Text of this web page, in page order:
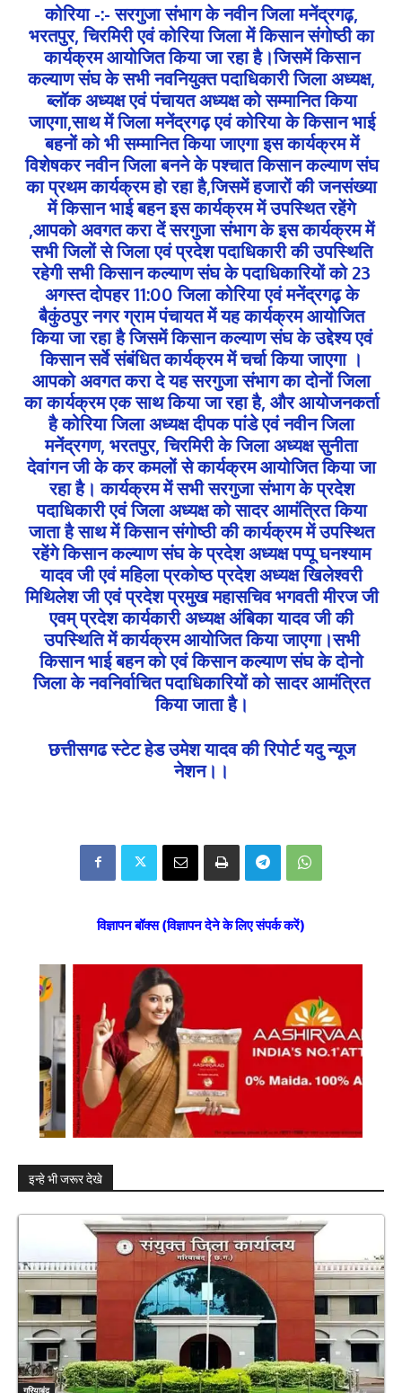
कोरिया -:- सरगुजा संभाग के नवीन जिला मनेंद्रगढ़,
भरतपुर, चिरमिरी एवं कोरिया जिला में किसान संगोष्ठी का
कार्यक्रम आयोजित किया जा रहा है।जिसमें किसान
कल्याण संघ के सभी नवनियुक्त पदाधिकारी जिला अध्यक्ष,
ब्लॉक अध्यक्ष एवं पंचायत अध्यक्ष को सम्मानित किया
जाएगा,साथ में जिला मनेंद्रगढ़ एवं कोरिया के किसान भाई
बहनों को भी सम्मानित किया जाएगा इस कार्यक्रम में
विशेषकर नवीन जिला बनने के पश्चात किसान कल्याण संघ
का प्रथम कार्यक्रम हो रहा है,जिसमें हजारों की जनसंख्या
में किसान भाई बहन इस कार्यक्रम में उपस्थित रहेंगे
,आपको अवगत करा दें सरगुजा संभाग के इस कार्यक्रम में
सभी जिलों से जिला एवं प्रदेश पदाधिकारी की उपस्थिति
रहेगी सभी किसान कल्याण संघ के पदाधिकारियों को 23
अगस्त दोपहर 11:00 जिला कोरिया एवं मनेंद्रगढ़ के
बैकुंठपुर नगर ग्राम पंचायत में यह कार्यक्रम आयोजित
किया जा रहा है जिसमें किसान कल्याण संघ के उद्देश्य एवं
किसान सर्वे संबंधित कार्यक्रम में चर्चा किया जाएगा ।
आपको अवगत करा दे यह सरगुजा संभाग का दोनों जिला
का कार्यक्रम एक साथ किया जा रहा है, और आयोजनकर्ता
है कोरिया जिला अध्यक्ष दीपक पांडे एवं नवीन जिला
मनेंद्रगण, भरतपुर, चिरमिरी के जिला अध्यक्ष सुनीता
देवांगन जी के कर कमलों से कार्यक्रम आयोजित किया जा
रहा है। कार्यक्रम में सभी सरगुजा संभाग के प्रदेश
पदाधिकारी एवं जिला अध्यक्ष को सादर आमंत्रित किया
जाता है साथ में किसान संगोष्ठी की कार्यक्रम में उपस्थित
रहेंगे किसान कल्याण संघ के प्रदेश अध्यक्ष पप्पू घनश्याम
यादव जी एवं महिला प्रकोष्ठ प्रदेश अध्यक्ष खिलेश्वरी
मिथिलेश जी एवं प्रदेश प्रमुख महासचिव भगवती मीरज जी
एवम् प्रदेश कार्यकारी अध्यक्ष अंबिका यादव जी की
उपस्थिति में कार्यक्रम आयोजित किया जाएगा।सभी
किसान भाई बहन को एवं किसान कल्याण संघ के दोनो
जिला के नवनिर्वाचित पदाधिकारियों को सादर आमंत्रित
किया जाता है।
छत्तीसगढ स्टेट हेड उमेश यादव की रिपोर्ट यदु न्यूज
नेशन।।
विज्ञापन बॉक्स (विज्ञापन देने के लिए संपर्क करें)
इन्हे भी जरूर देखे